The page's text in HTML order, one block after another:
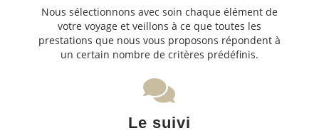
Nous sélectionnons avec soin chaque élément de
votre voyage et veillons à ce que toutes les
prestations que nous vous proposons répondent à
un certain nombre de critères prédéfinis.
Le suivi